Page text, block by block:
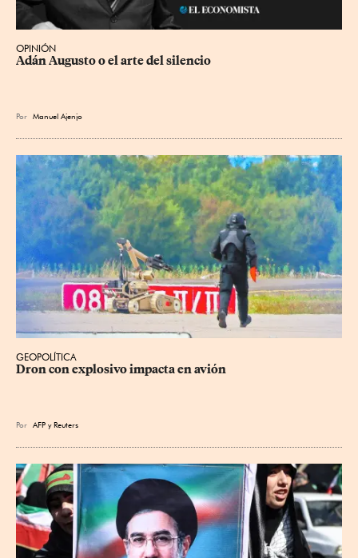
OPINIÓN
Adán Augusto o el arte del silencio
Por Manuel Ajenjo
GEOPOLÍTICA
Dron con explosivo impacta en avión
Por AFP yReuters